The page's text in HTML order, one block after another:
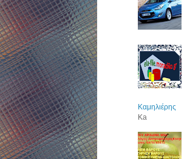
Καμηλιέρης
Ka